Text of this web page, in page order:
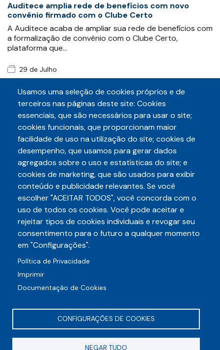
Auditece amplia rede de benefícios com novo
convênio firmado com o Clube Certo
A Auditece acaba de ampliar sua rede de benefícios com
a formalização de convênio com o Clube Certo,
plataforma que…
29 de Julho
Auditece e Sintaf protocolam requerimento para
obter informações sobre exonerações após
movimento grevista
As entidades fazendárias Auditece e Sintaf
protocolaram, conjuntamente, nesta quarta-feira
(29/07), requerimento de…
Telefone
(85)3248-5657
E-mail
auditece@auditece.org.br
Usamos uma seleção de cookies próprios e de
terceiros nas páginas deste site: Cookies
essenciais, que são necessários para usar o site;
cookies funcionais, que proporcionam maior
facilidade de uso na utilização do site; cookies de
desempenho, que usamos para gerar dados
agregados sobre o uso e estatísticas do site; e
cookies de marketing, que são usados para exibir
conteúdo e publicidade relevantes. Se você
escolher "ACEITAR TODOS", você concorda com o
uso de todos os cookies. Você pode aceitar e
rejeitar tipos de cookies individuais e revogar seu
consentimento para o futuro a qualquer momento
em "Configurações".
Política de Privacidade
Imprimir
Documentação de Cookies
CONFIGURAÇÕES DE COOKIES
NEGAR TUDO